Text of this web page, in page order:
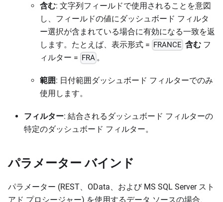
含む: 文字列フィールドで使用されることを意図
し、フィールドの値にダッシュボード フィルタ
ー選択が含まれている場合に有効になる一致を返
します。たとえば、表示形式 = FRANCE 含む フ
ィルター = FRA 。
範囲: 日付範囲ダッシュボード フィルターでのみ
使用します。
フィルター: 結合されるダッシュボード フィルターの
特定のダッシュボード フィルター。
パラメーター バインド
パラメーター (REST、OData、および MS SQL Server スト
アド プロシージャー) を使用するデータ ソースの場合、